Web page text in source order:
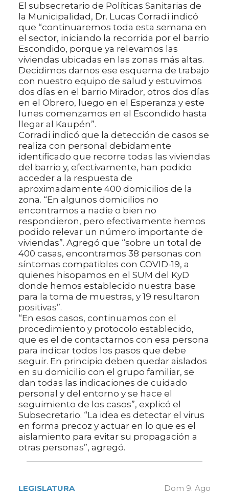
El subsecretario de Políticas Sanitarias de
la Municipalidad, Dr. Lucas Corradi indicó
que “continuaremos toda esta semana en
el sector, iniciando la recorrida por el barrio
Escondido, porque ya relevamos las
viviendas ubicadas en las zonas más altas.
Decidimos darnos ese esquema de trabajo
con nuestro equipo de salud y estuvimos
dos días en el barrio Mirador, otros dos días
en el Obrero, luego en el Esperanza y este
lunes comenzamos en el Escondido hasta
llegar al Kaupén”.
Corradi indicó que la detección de casos se
realiza con personal debidamente
identificado que recorre todas las viviendas
del barrio y, efectivamente, han podido
acceder a la respuesta de
aproximadamente 400 domicilios de la
zona. “En algunos domicilios no
encontramos a nadie o bien no
respondieron, pero efectivamente hemos
podido relevar un número importante de
viviendas”. Agregó que “sobre un total de
400 casas, encontramos 38 personas con
síntomas compatibles con COVID-19, a
quienes hisopamos en el SUM del KyD
donde hemos establecido nuestra base
para la toma de muestras, y 19 resultaron
positivas”.
“En esos casos, continuamos con el
procedimiento y protocolo establecido,
que es el de contactarnos con esa persona
para indicar todos los pasos que debe
seguir. En principio deben quedar aislados
en su domicilio con el grupo familiar, se
dan todas las indicaciones de cuidado
personal y del entorno y se hace el
seguimiento de los casos”, explicó el
Subsecretario. “La idea es detectar el virus
en forma precoz y actuar en lo que es el
aislamiento para evitar su propagación a
otras personas”, agregó.
LEGISLATURA Dom 9. Ago